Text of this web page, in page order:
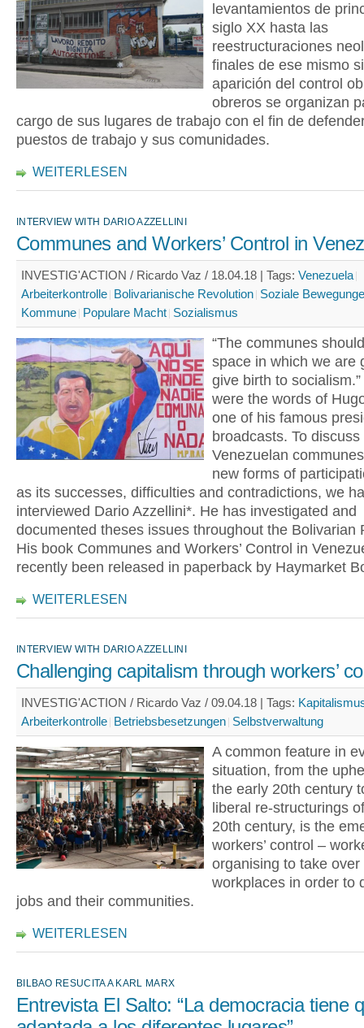
levantamientos de
siglo XX hasta las
reestructuraciones
finales de ese mismo
aparición del control
obreros se organizan
cargo de sus lugares de trabajo con el fin de
puestos de trabajo y sus comunidades.
WEITERLESEN
INTERVIEW WITH DARIO AZZELLINI
Communes and Workers’ Control in
INVESTIG'ACTION / Ricardo Vaz / 18.04.18 | Tags: Venezuela
Arbeiterkontrolle Bolivarianische Revolution Soziale
Kommune Populare Macht Sozialismus
“The communes
space in which we are
give birth to
were the words of
one of his famous
broadcasts. To discuss
Venezuelan
new forms of
as its successes, difficulties and contradictions, we
interviewed Dario Azzellini*. He has investigated and
documented theses issues throughout the Bolivarian
His book Communes and Workers’ Control in
recently been released in paperback by Haymarket
WEITERLESEN
INTERVIEW WITH DARIO AZZELLINI
Challenging capitalism through workers’
INVESTIG'ACTION / Ricardo Vaz / 09.04.18 | Tags:
Arbeiterkontrolle Betriebsbesetzungen Selbstverwaltung
A common feature in
situation, from the
the early 20th century
liberal re-structurings
20th century, is the
workers’ control –
organising to take over
workplaces in order to
jobs and their communities.
WEITERLESEN
BILBAO RESUCITA A KARL MARX
Entrevista El Salto: “La democracia tiene